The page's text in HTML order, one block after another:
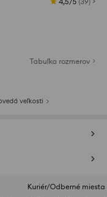
Tabuľka rozmerov
veľkosti
Kuriér/Odberné miesta